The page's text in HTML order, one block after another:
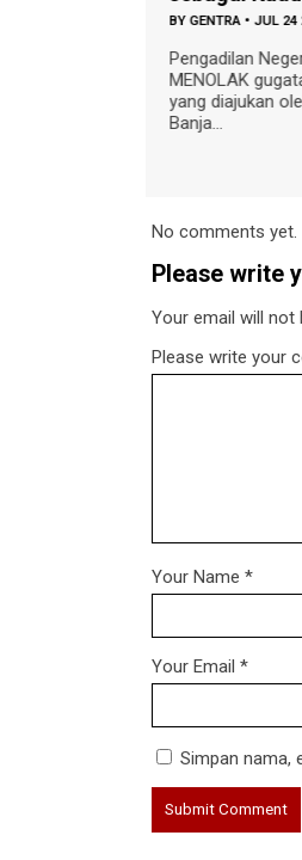
GENTRA • JUL 24 2026
Pengadilan Negeri
MENOLAK gugatan
yang diajukan oleh
No comments yet.
Please write
Your email will not
Please write your
Your Name *
Your Email *
Simpan nama,